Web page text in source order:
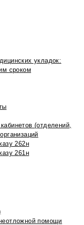
укладок:
сроком
(отделений,
262н
261н
помощи